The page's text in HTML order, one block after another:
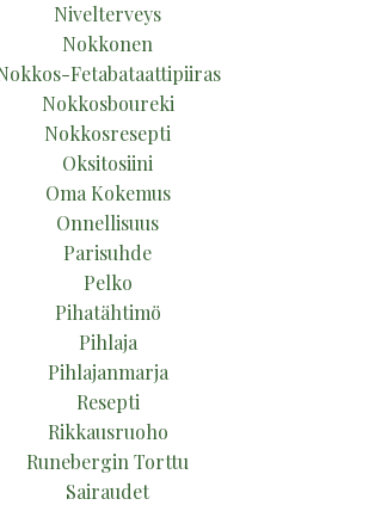
Nivelterveys
Nokkonen
Fetabataattipiiras
Nokkosboureki
Nokkosresepti
Oksitosiini
Oma Kokemus
Onnellisuus
Parisuhde
Pelko
Pihatähtimö
Pihlaja
Pihlajanmarja
Resepti
Rikkausruoho
Runebergin Torttu
Sairaudet